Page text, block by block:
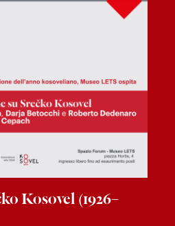
Kosovel (1926–